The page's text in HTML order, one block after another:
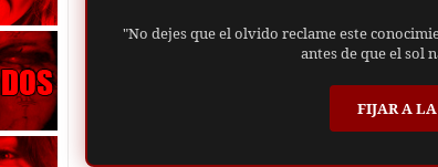
"No dejes que el olvido reclame este
antes de que el sol
FIJAR A